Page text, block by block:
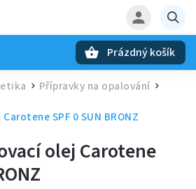
Prázdný košík
/ Přípravky na opalování /
SPF 0 SUN BRONZ
olej Carotene